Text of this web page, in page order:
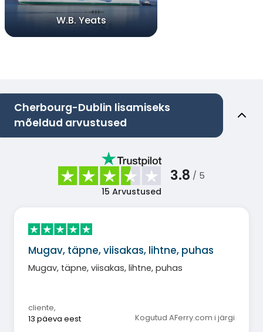
W.B. Yeats
Cherbourg-Dublin lisamiseks
mõeldud arvustused
3.8 / 5
15 Arvustused
Mugav, täpne, viisakas, lihtne, puhas
Mugav, täpne, viisakas, lihtne, puhas
cliente,
13 päeva eest
Kogutud AFerry.com i järgi